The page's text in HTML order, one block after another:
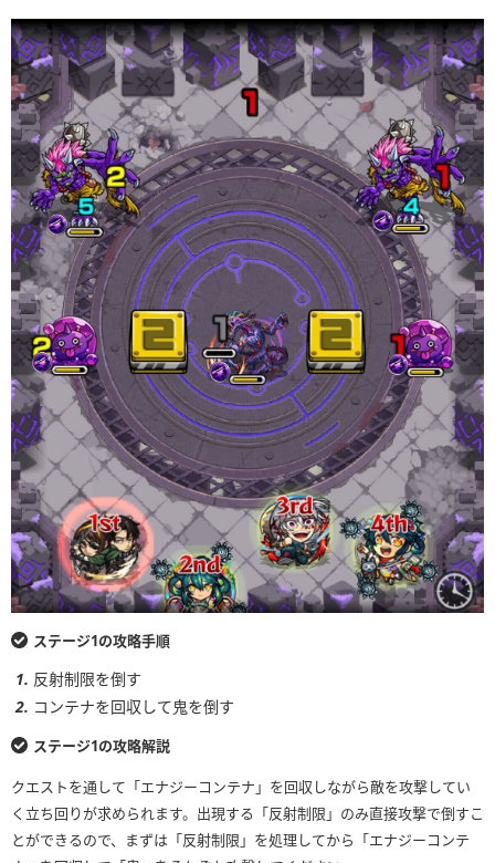
ステージ1の攻略手順
反射制限を倒す
コンテナを回収して鬼を倒す
ステージ1の攻略解説
クエストを通して「エナジーコンテナ」を回収しながら敵を攻撃してい
く立ち回りが求められます。出現する「反射制限」のみ直接攻撃で倒すこ
とができるので、まずは「反射制限」を処理してから「エナジーコンテ